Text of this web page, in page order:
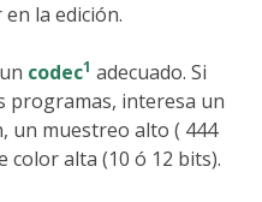
la edición.
codec1 adecuado. Si
programas, interesa un
un muestreo alto ( 444
color alta (10 ó 12 bits).